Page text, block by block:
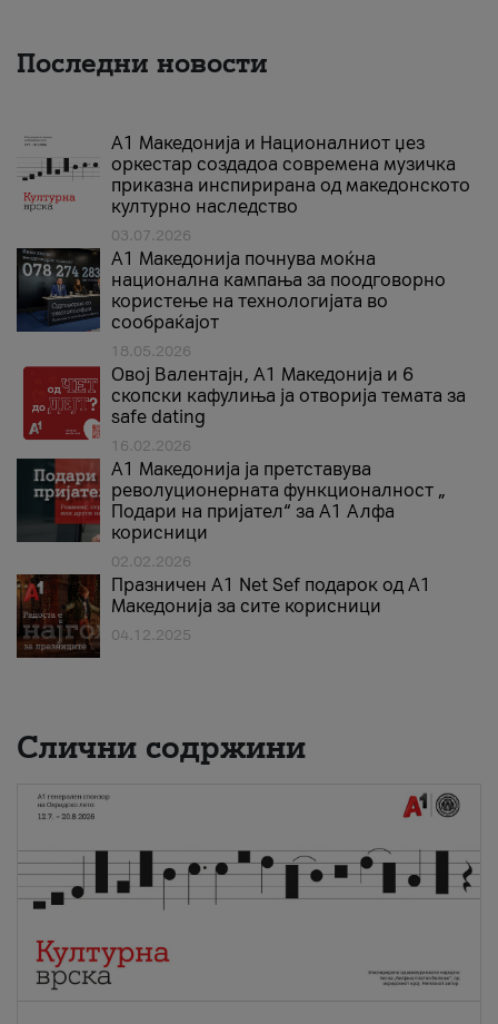
Последни новости
А1 Македонија и Националниот џез
оркестар создадоа современа музичка
приказна инспирирана од македонското
културно наследство
03.07.2026
A1 Македонија почнува моќна
национална кампања за поодговорно
користење на технологијата во
сообраќајот
18.05.2026
Овој Валентајн, A1 Македонија и 6
скопски кафулиња ја отворија темата за
safe dating
16.02.2026
А1 Македонија ја претставува
револуционерната функционалност „
Подари на пријател“ за А1 Алфа
корисници
02.02.2026
Празничен A1 Net Sеf подарок од А1
Македонија за сите корисници
04.12.2025
Слични содржини